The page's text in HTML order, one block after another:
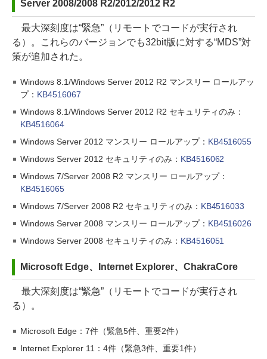
Server 2008/2008 R2/2012/2012 R2
最大深刻度は“緊急”（リモートでコードが実行され
る）。これらのバージョンでも32bit版に対する“MDS”対
策が追加された。
Windows 8.1/Windows Server 2012 R2 マンスリー ロールアッ
プ： KB4516067
Windows 8.1/Windows Server 2012 R2 セキュリティのみ：
KB4516064
Windows Server 2012 マンスリー ロールアップ： KB4516055
Windows Server 2012 セキュリティのみ： KB4516062
Windows 7/Server 2008 R2 マンスリー ロールアップ：
KB4516065
Windows 7/Server 2008 R2 セキュリティのみ： KB4516033
Windows Server 2008 マンスリー ロールアップ： KB4516026
Windows Server 2008 セキュリティのみ： KB4516051
Microsoft Edge、Internet Explorer、ChakraCore
最大深刻度は“緊急”（リモートでコードが実行され
る）。
Microsoft Edge：7件（緊急5件、重要2件）
Internet Explorer 11：4件（緊急3件、重要1件）